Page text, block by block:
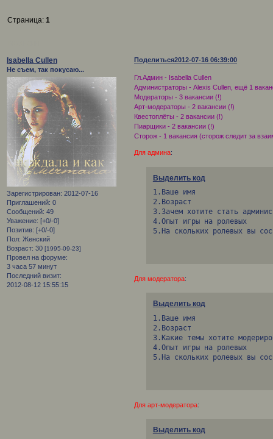
Страница:1
Поделиться2012-07-16 06:39:00
Isabella Cullen
Не съем, так покусаю...
Зарегистрирован: 2012-07-16
Приглашений: 0
Сообщений: 49
Уважение: [+0/-0]
Позитив: [+0/-0]
Пол: Женский
Возраст: 30 [1995-09-23]
Провел на форуме:
3 часа 57 минут
Последний визит:
2012-08-12 15:55:15
Гл.Админ - Isabella Cullen
Администраторы - Alexis Cullen, ещё 1
Модераторы - 3 вакансии (!)
Арт-модераторы - 2 вакансии (!)
Квестоплёты - 2 вакансии (!)
Пиарщики - 2 вакансии (!)
Сторож - 1 вакансия (сторож следит за
Для админа:
Выделить код
1.Ваше имя
2.Возраст
3.Зачем хотите стать
4.Опыт игры на ролевых
5.На скольких ролевых вы
Для модератора:
Выделить код
1.Ваше имя
2.Возраст
3.Какие темы хотите
4.Опыт игры на ролевых
5.На скольких ролевых вы
Для арт-модератора:
Выделить код